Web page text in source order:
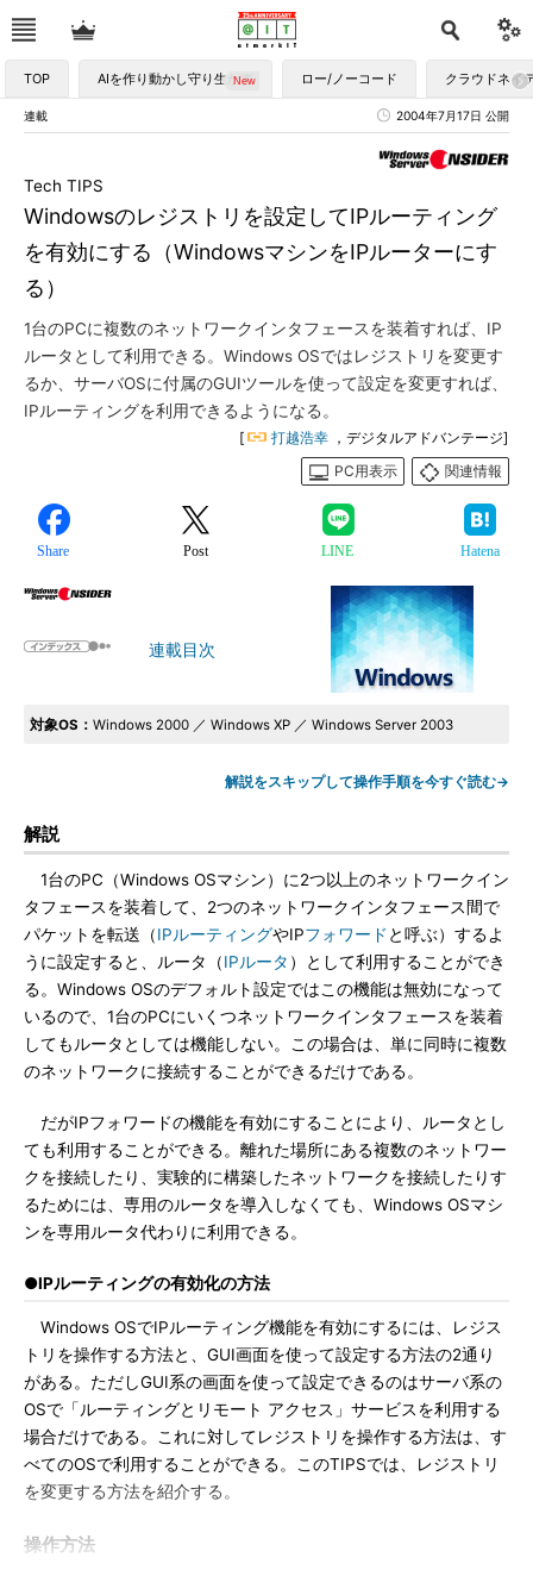
TOP AIを作り動かし守り生かす ロー/ノーコード クラウドネイ
連載 2004年7月17日 公開
Windowsのレジストリを設定してIPルーティング
を有効にする（WindowsマシンをIPルーターにす
る）
Tech TIPS
1台のPCに複数のネットワークインタフェースを装着すれば、IP
ルータとして利用できる。Windows OSではレジストリを変更す
るか、サーバOSに付属のGUIツールを使って設定を変更すれば、
IPルーティングを利用できるようになる。
[ 打越浩幸 ，デジタルアドバンテージ]
PC用表示
関連情報
Share Post LINE Hatena
連載目次
対象OS： Windows 2000 ／ Windows XP ／ Windows Server 2003
解説をスキップして操作手順を今すぐ読む→
解説
1台のPC（Windows OSマシン）に2つ以上のネットワークイン
タフェースを装着して、2つのネットワークインタフェース間で
パケットを転送（IPルーティングやIPフォワード と呼ぶ）するよ
うに設定すると、ルータ（IPルータ ）として利用することができ
る。Windows OSのデフォルト設定ではこの機能は無効になって
いるので、1台のPCにいくつネットワークインタフェースを装着
してもルータとしては機能しない。この場合は、単に同時に複数
のネットワークに接続することができるだけである。
だがIPフォワードの機能を有効にすることにより、ルータとし
ても利用することができる。離れた場所にある複数のネットワー
クを接続したり、実験的に構築したネットワークを接続したりす
るためには、専用のルータを導入しなくても、Windows OSマシ
ンを専用ルータ代わりに利用できる。
●IPルーティングの有効化の方法
Windows OSでIPルーティング機能を有効にするには、レジス
トリを操作する方法と、GUI画面を使って設定する方法の2通り
がある。ただしGUI系の画面を使って設定できるのはサーバ系の
OSで「ルーティングとリモート アクセス」サービスを利用する
場合だけである。これに対してレジストリを操作する方法は、す
べてのOSで利用することができる。このTIPSでは、レジストリ
を変更する方法を紹介する。
操作方法